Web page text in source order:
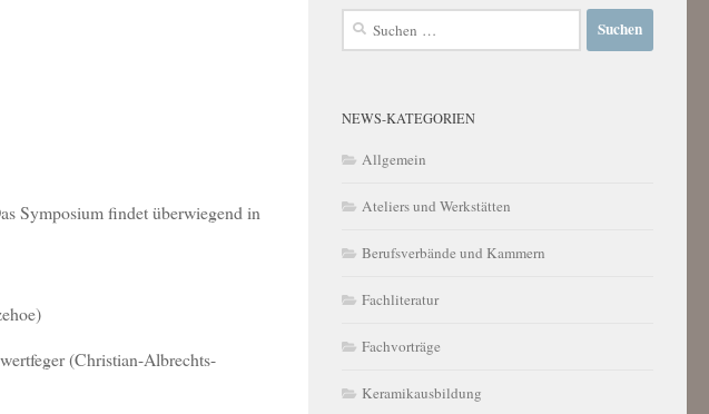
Symposium findet überwiegend in
(Christian-Albrechts-
Suchen
NEWS-KATEGORIEN
Allgemein
Ateliers und Werkstätten
Berufsverbände und Kammern
Fachliteratur
Fachvorträge
Keramikausbildung